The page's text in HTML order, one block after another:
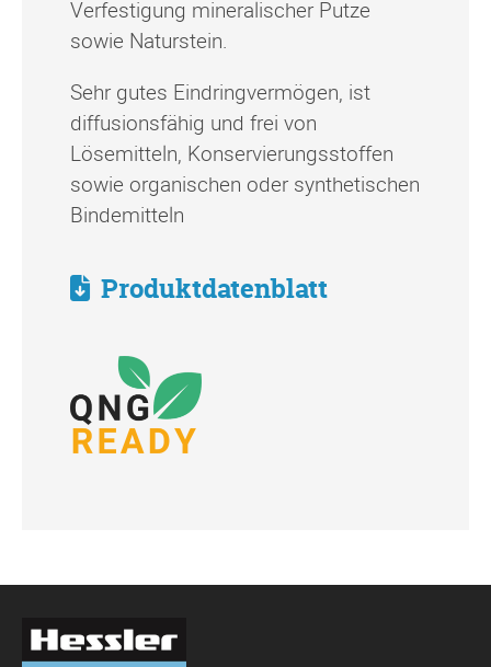
Verfestigung mineralischer Putze
sowie Naturstein.
Sehr gutes Eindringvermögen, ist
diffusionsfähig und frei von
Lösemitteln, Konservierungsstoffen
sowie organischen oder synthetischen
Bindemitteln
Produktdatenblatt